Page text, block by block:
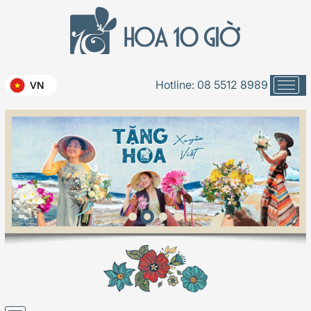
Hotline: 08 5512 8989
VN
Beetle Bánh Bao